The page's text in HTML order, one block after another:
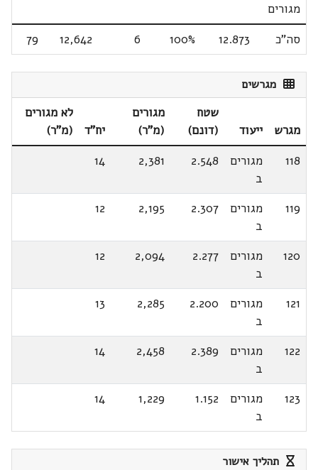
מגורים
סה"כ 12.873
100%
6
12,642
79
מגרשים
מגרש ייעוד
שטח
(דונם)
מגורים
(מ"ר)
יח"ד
לא מגורים
(מ"ר)
118
מגורים
ב
2.548
2,381
14
119
מגורים
ב
2.307
2,195
12
120
מגורים
ב
2.277
2,094
12
121
מגורים
ב
2.200
2,285
13
122
מגורים
ב
2.389
2,458
14
123
מגורים
ב
1.152
1,229
14
תהליך אישור